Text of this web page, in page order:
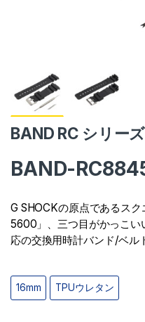
BAND RC シリーズ
BAND-
G SHOCKの原点であるス
5600」、三つ目がかっこ
応の交換用時計バンド/ベル
16mm TPUウレタン